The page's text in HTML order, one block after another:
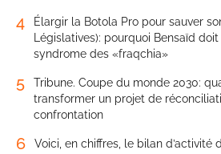
4
Élargir la Botola Pro pour sauver
Législatives): pourquoi Bensaïd
syndrome des «fraqchia»
5
Tribune. Coupe du monde 2030:
transformer un projet de
confrontation
6 Voici, en chiffres, le bilan d’activité